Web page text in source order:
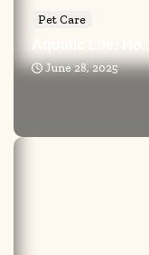
Pet Care
June 28, 2025